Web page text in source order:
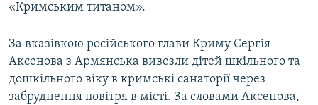
«Кримським титаном».
За вказівкою російського глави Криму Сергія
Аксенова з Армянська вивезли дітей шкільного та
дошкільного віку в кримські санаторії через
забруднення повітря в місті. За словами Аксенова,